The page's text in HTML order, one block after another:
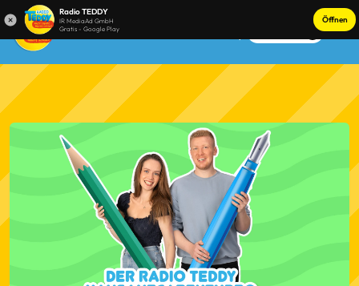
Radio TEDDY
IR MediaAd GmbH
Gratis - Google Play
Öffnen